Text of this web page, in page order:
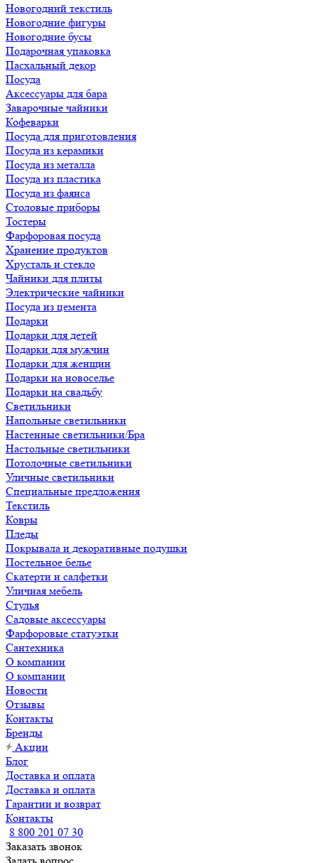
Новогодний текстиль
Новогодние фигуры
Новогодние бусы
Подарочная упаковка
Пасхальный декор
Посуда
Аксессуары для бара
Заварочные чайники
Кофеварки
Посуда для приготовления
Посуда из керамики
Посуда из металла
Посуда из пластика
Посуда из фаянса
Столовые приборы
Тостеры
Фарфоровая посуда
Хранение продуктов
Хрусталь и стекло
Чайники для плиты
Электрические чайники
Посуда из цемента
Подарки
Подарки для детей
Подарки для мужчин
Подарки для женщин
Подарки на новоселье
Подарки на свадьбу
Светильники
Напольные светильники
Настенные светильники/Бра
Настольные светильники
Потолочные светильники
Уличные светильники
Специальные предложения
Текстиль
Ковры
Пледы
Покрывала и декоративные подушки
Постельное белье
Скатерти и салфетки
Уличная мебель
Стулья
Садовые аксессуары
Фарфоровые статуэтки
Сантехника
О компании
О компании
Новости
Отзывы
Контакты
Бренды
Акции
Блог
Доставка и оплата
Доставка и оплата
Гарантии и возврат
Контакты
8 800 201 07 30
Заказать звонок